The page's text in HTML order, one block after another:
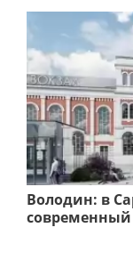
Володин: в